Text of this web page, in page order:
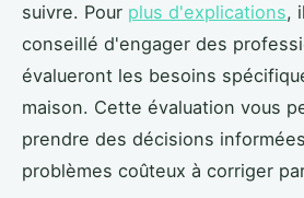
suivre. Pour plus d'explications,
conseillé d'engager des
évalueront les besoins
maison. Cette évaluation vous
prendre des décisions
problèmes coûteux à corriger